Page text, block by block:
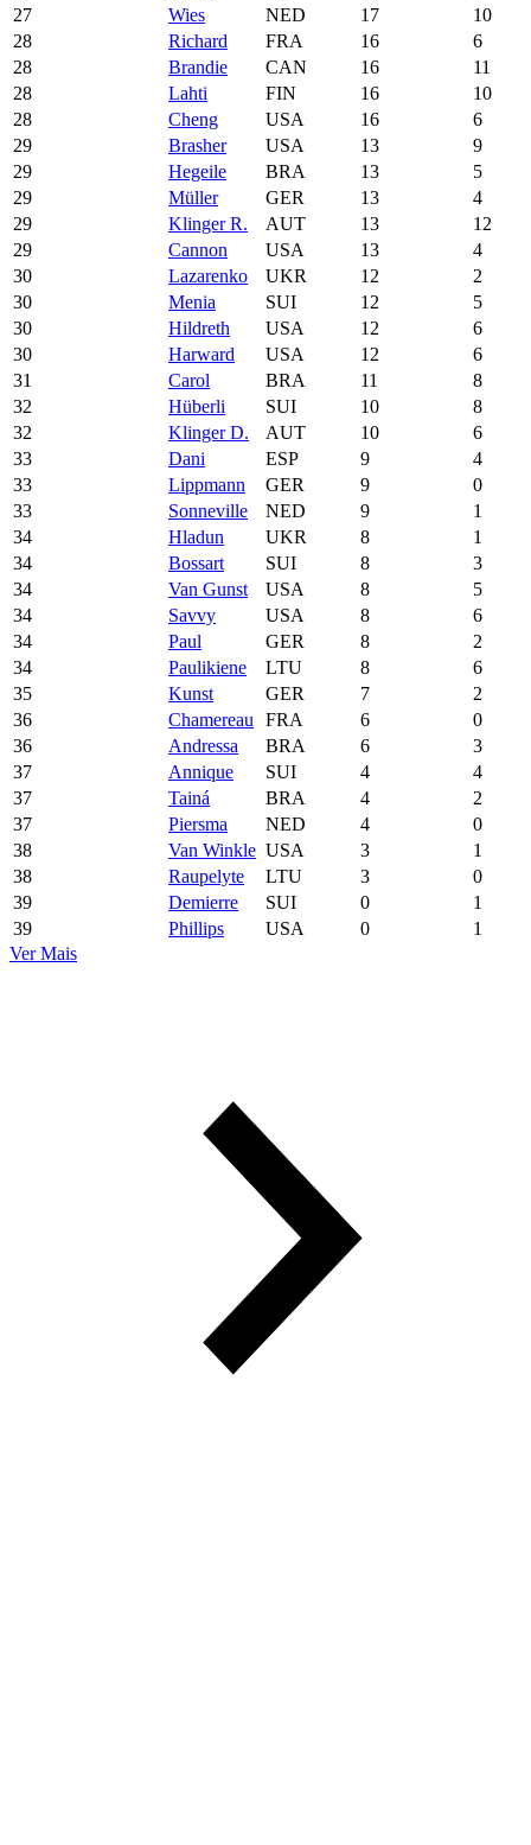
27
Wies NED 17
10
28
Richard FRA 16
6
28
Brandie CAN 16
11
28
Lahti FIN 16
10
28
Cheng USA 16
6
29
Brasher USA 13
9
29
Hegeile BRA 13
5
29
Müller GER 13
4
29
Klinger R. AUT 13
12
29
Cannon USA 13
4
30
Lazarenko UKR 12
2
30
Menia SUI 12
5
30
Hildreth USA 12
6
30
Harward USA 12
6
31
Carol BRA 11
8
32
Hüberli SUI 10
8
32
Klinger D. AUT 10
6
33
Dani ESP 9
4
33
Lippmann GER 9
0
33
Sonneville NED 9
1
34
Hladun UKR 8
1
34
Bossart SUI 8
3
34
Van Gunst USA 8
5
34
Savvy USA 8
6
34
Paul GER 8
2
34
Paulikiene LTU 8
6
35
Kunst GER 7
2
36
Chamereau FRA 6
0
36
Andressa BRA 6
3
37
Annique SUI 4
4
37
Tainá BRA 4
2
37
Piersma NED 4
0
38
Van Winkle USA 3
1
38
Raupelyte LTU 3
0
39
Demierre SUI 0
1
39
Phillips USA 0
1
Ver Mais